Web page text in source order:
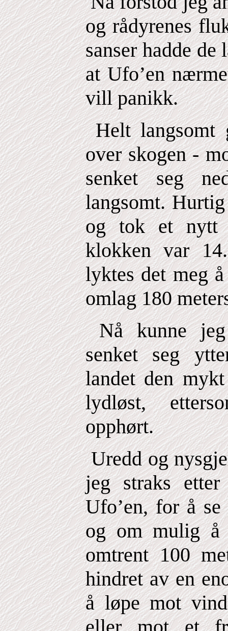
og rådyrenes
sanser hadde
at Ufo’en
vill panikk.
Helt langsomt
over skogen -
senket seg
langsomt.
og tok et nytt
klokken var
lyktes det meg
omlag 180
Nå kunne jeg
senket seg
landet den
lydløst,
opphørt.
Uredd og
jeg straks
Ufo’en, for å
og om mulig å
omtrent 100
hindret av en
å løpe mot